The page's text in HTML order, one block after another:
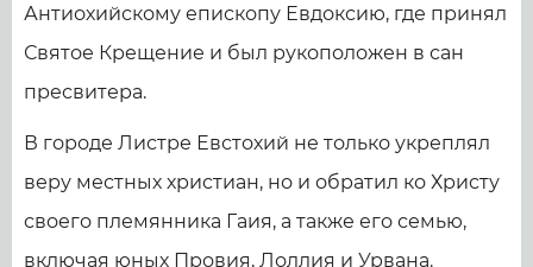
Антиохийскому епископу Евдоксию, где принял
Святое Крещение и был рукоположен в сан
пресвитера.
В городе Листре Евстохий не только укреплял
веру местных христиан, но и обратил ко Христу
своего племянника Гаия, а также его семью,
включая юных Провия, Лоллия и Урвана.